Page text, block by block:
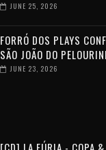
JUNE 25, 2026
FORRÓ DOS PLAYS
SÃO JOÃO DO
JUNE 23, 2026